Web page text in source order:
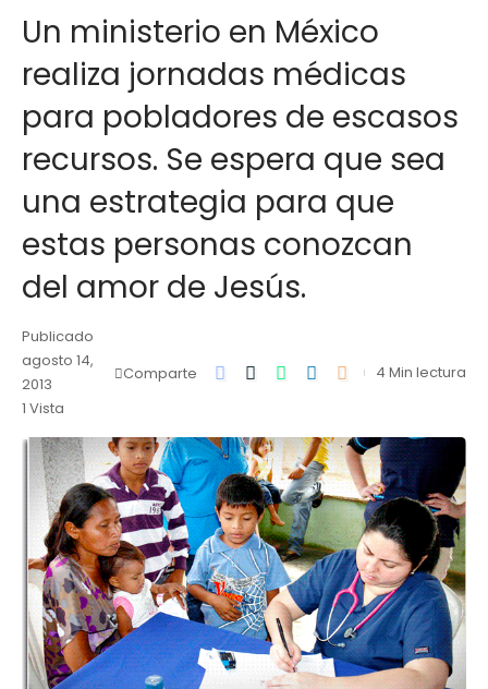
Un ministerio en México
realiza jornadas médicas
para pobladores de escasos
recursos. Se espera que sea
una estrategia para que
estas personas conozcan
del amor de Jesús.
Publicado
agosto 14,
2013
1 Vista
Comparte 4 Min lectura